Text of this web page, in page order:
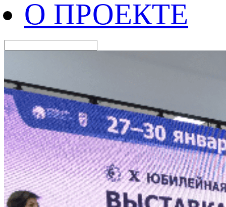
О ПРОЕКТЕ